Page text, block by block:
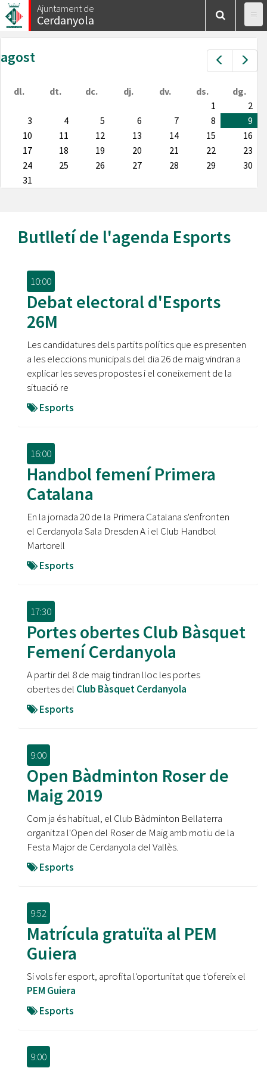
Vés
al
contingut
Ajuntament de
Cerdanyola
Prev
agost
dl. dt. dc. dj. dv. ds.
dg.
1
2
3
4 5 6 7 8
9
10
11 12 13 14 15
16
17
18 19 20 21 22
23
24
25 26 27 28 29
30
31
Butlletí de l'agenda Esports
10:00
Debat electoral d'Esports
26M
Les candidatures dels partits polítics que es presenten
a les eleccions municipals del dia 26 de maig vindran a
explicar les seves propostes i el coneixement de la
situació re
Esports
16:00
Handbol femení Primera
Catalana
En la jornada 20 de la Primera Catalana s'enfronten
el Cerdanyola Sala Dresden A i el Club Handbol
Martorell
Esports
17:30
Portes obertes Club Bàsquet
Femení Cerdanyola
A partir del 8 de maig tindran lloc les portes
obertes del Club Bàsquet Cerdanyola
Esports
9:00
Open Bàdminton Roser de
Maig 2019
Com ja és habitual, el Club Bàdminton Bellaterra
organitza l'Open del Roser de Maig amb motiu de la
Festa Major de Cerdanyola del Vallès.
Esports
9:52
Matrícula gratuïta al PEM
Guiera
Si vols fer esport, aprofita l'oportunitat que t'ofereix el
PEM Guiera
Esports
9:00